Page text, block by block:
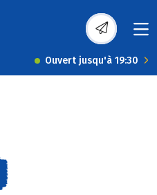
Ouvert jusqu'à 19:30